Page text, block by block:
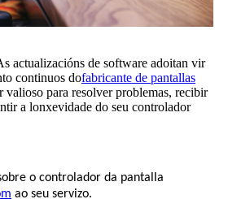
actualizacións de software adoitan vir
continuos dofabricante de pantallas
valioso para resolver problemas, recibir
a lonxevidade do seu controlador
o controlador da pantalla
ao seu servizo.